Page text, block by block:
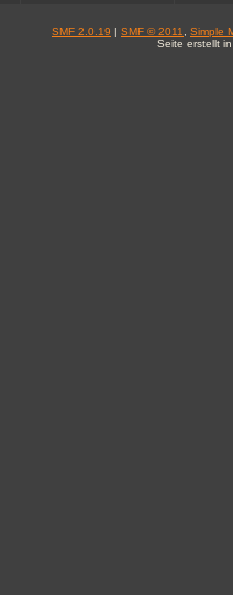
SMF 2.0.19 | SMF © 2011
Simple
Seite erstellt